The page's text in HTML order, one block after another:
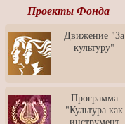
современного искусства от
Медиа-школа "ФОКУС"
Моноспектакль
"Вертинский. Исповедь
Барона"
"Притяжение" в центре
ЛЕКСУС - ЯРОСЛАВЛЬ
Проекты Фонда
Движение "За
культуру"
Программа
"Культура как